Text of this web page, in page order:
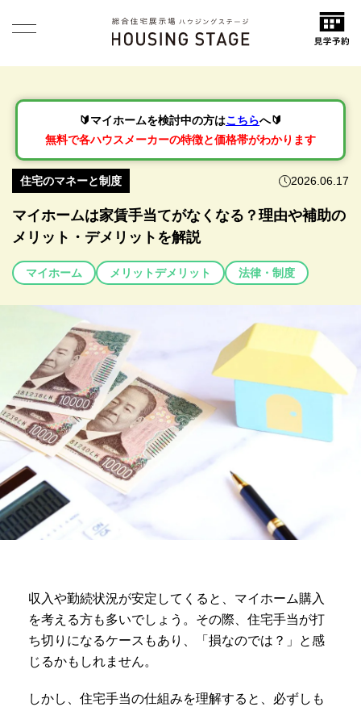
🔰マイホームを検討中の方はこちらへ🔰
無料で各ハウスメーカーの特徴と価格帯がわかります
住宅のマネーと制度 2026.06.17
マイホームは家賃手当てがなくなる？理由や補助の
メリット・デメリットを解説
マイホーム メリットデメリット 法律・制度
収入や勤続状況が安定してくると、マイホーム購入
を考える方も多いでしょう。その際、住宅手当が打
ち切りになるケースもあり、「損なのでは？」と感
じるかもしれません。
しかし、住宅手当の仕組みを理解すると、必ずしも